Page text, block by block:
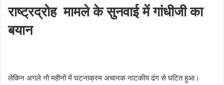
राष्ट्रद्रोह मामले के सुनवाई में गांधीजी का
बयान
लेकिन अगले नौ महीनों में घटनाक्रम अचानक नाटकीय ढंग से घटित हुआ।